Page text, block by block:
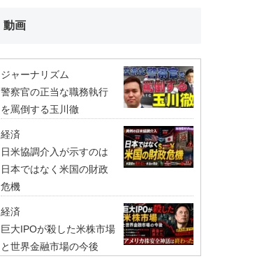
動画
ジャーナリズム
警察官の正当な職務執行
を罵倒する玉川徹
経済
日米協調介入が示すのは
日本ではなく米国の財政
危機
経済
巨大IPOが殺した米株市場
と世界金融市場の今後